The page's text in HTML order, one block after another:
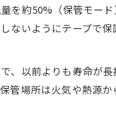
ドロ
定期
ドロ
安全
を約50%（保管モー
ないようにテープで
、以前よりも寿命が
管場所は火気や熱源